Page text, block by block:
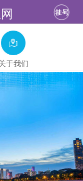
于我们